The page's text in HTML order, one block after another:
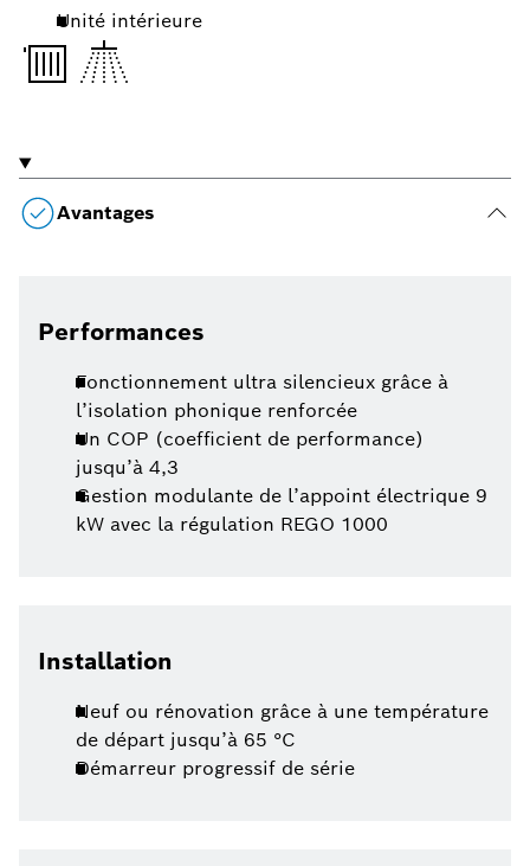
Unité intérieure
Avantages
Performances
Fonctionnement ultra silencieux grâce à
l’isolation phonique renforcée
Un COP (coefficient de performance)
jusqu’à 4,3
Gestion modulante de l’appoint électrique 9
kW avec la régulation REGO 1000
Installation
Neuf ou rénovation grâce à une température
de départ jusqu’à 65 °C
Démarreur progressif de série